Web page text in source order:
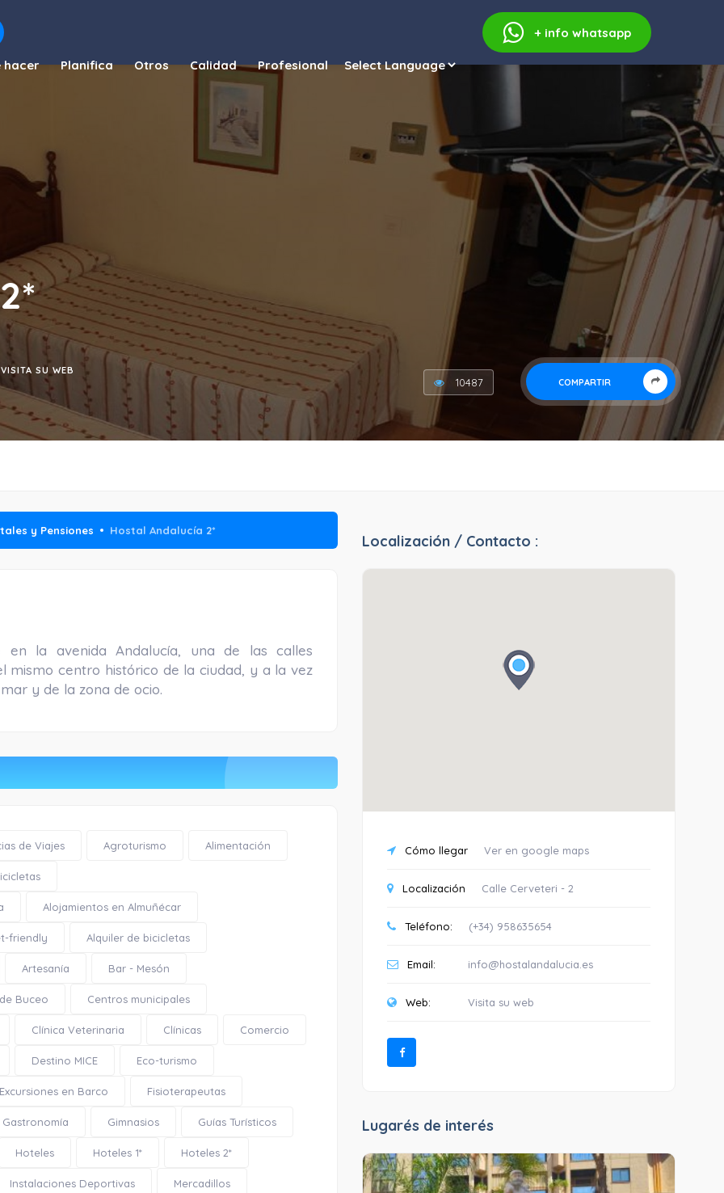
+ info whatsapp
hacer Planifica Otros Calidad Profesional
VISITA SU WEB
COMPARTIR
10487
y Pensiones Hostal Andalucía 2*
en la avenida Andalucía, una de las calles
mismo centro histórico de la ciudad, y a la vez
y de la zona de ocio.
de Viajes Agroturismo Alimentación
Alojamientos en Almuñécar
friendly Alquiler de bicicletas
Artesanía Bar - Mesón
Buceo Centros municipales
Clínica Veterinaria Clínicas Comercio
Destino MICE Eco-turismo
Excursiones en Barco Fisioterapeutas
Gastronomía Gimnasios Guías Turísticos
Hoteles Hoteles 1* Hoteles 2*
Instalaciones Deportivas Mercadillos
Localización / Contacto :
Cómo llegar Ver en google maps
Localización Calle Cerveteri - 2
Teléfono: (+34) 958635654
Email: info@hostalandalucia.es
Web: Visita su web
Lugarés de interés